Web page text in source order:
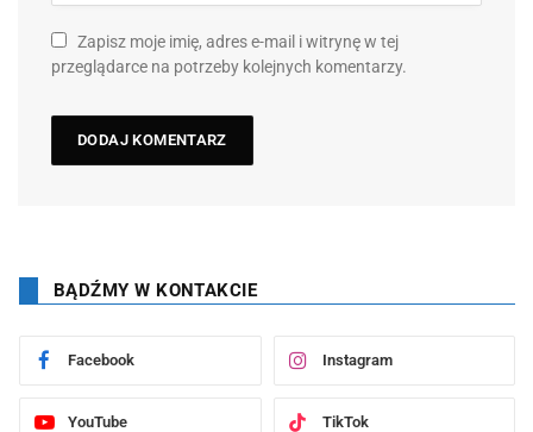
Zapisz moje imię, adres e-mail i witrynę w tej
przeglądarce na potrzeby kolejnych komentarzy.
BĄDŹMY W KONTAKCIE
Facebook Instagram
YouTube TikTok